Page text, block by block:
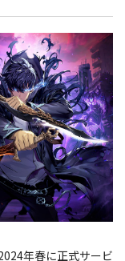
年春に正式サービ